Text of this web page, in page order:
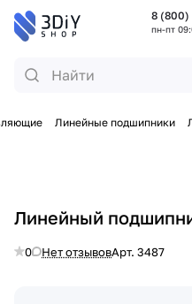
8 (800)
пн-пт
Линейные подшипники
Линейный
0 Нет отзывовАрт. 3487